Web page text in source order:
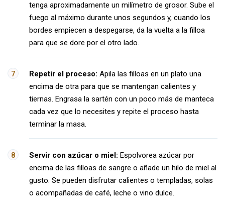
tenga aproximadamente un milímetro de grosor. Sube el
fuego al máximo durante unos segundos y, cuando los
bordes empiecen a despegarse, da la vuelta a la filloa
para que se dore por el otro lado.
Repetir el proceso: Apila las filloas en un plato una
encima de otra para que se mantengan calientes y
tiernas. Engrasa la sartén con un poco más de manteca
cada vez que lo necesites y repite el proceso hasta
terminar la masa.
Servir con azúcar o miel: Espolvorea azúcar por
encima de las filloas de sangre o añade un hilo de miel al
gusto. Se pueden disfrutar calientes o templadas, solas
o acompañadas de café, leche o vino dulce.